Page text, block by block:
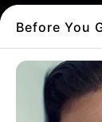
Before You